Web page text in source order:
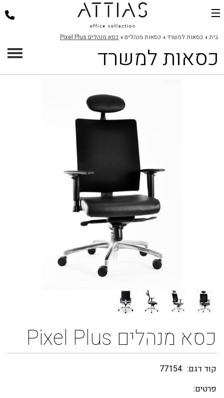
בית
דלפקי קבלה
כסאות למשרד
בית כסאות למשרד כסאות מנהלים כסא מנהלים Pixel Plus
כסאות למשרד
כסא מנהלים Pixel Plus
קוד דגם: 77154
פרטים: